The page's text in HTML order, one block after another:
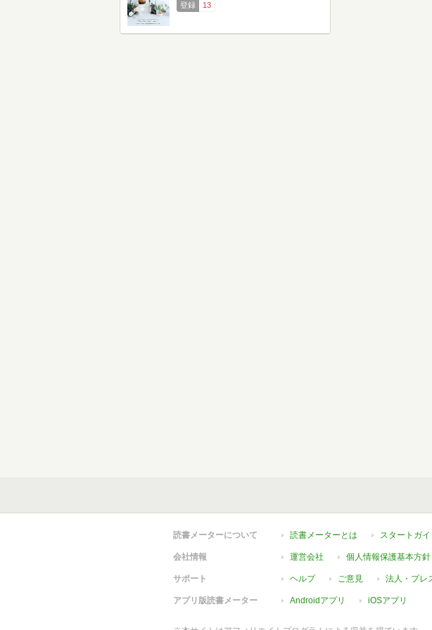
登録 13
読書メーターについて 読書メーターとは スタートガイ
会社情報 運営会社 個人情報保護基本方針
サポート ヘルプ ご意見 法人・プレ
アプリ版読書メーター Androidアプリ iOSアプリ